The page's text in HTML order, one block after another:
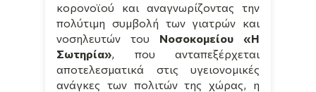
κορονοϊού και αναγνωρίζοντας την
πολύτιμη συμβολή των γιατρών και
νοσηλευτών του Νοσοκομείου «Η
Σωτηρία», που ανταπεξέρχεται
αποτελεσματικά στις υγειονομικές
ανάγκες των πολιτών της χώρας, η